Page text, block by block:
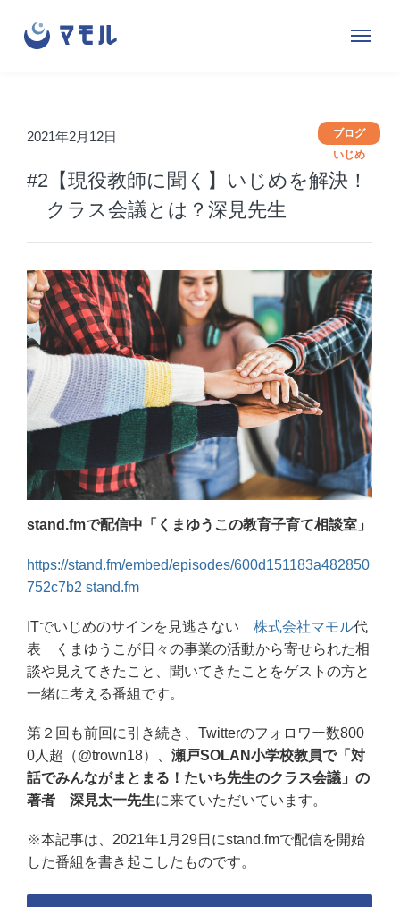
株
マ
ル
サ
メ
ュ
メ
ー
を
る
2021年2月12日
#2【現役教師に聞く】いじめを解決！
クラス会議とは？深見先生
stand.fmで配信中「くまゆうこの教育子育て相談室」
https://stand.fm/embed/episodes/600d151183a482850
752c7b2 stand.fm
ITでいじめのサインを見逃さない株式会社マモル代
表 くまゆうこが日々の事業の活動から寄せられた相
談や見えてきたこと、聞いてきたことをゲストの方と
一緒に考える番組です。
第２回も前回に引き続き、Twitterのフォロワー数800
0人超（@trown18）、瀬戸SOLAN小学校教員で「対
話でみんながまとまる！たいち先生のクラス会議」の
著者 深見太一先生に来ていただいています。
※本記事は、2021年1月29日にstand.fmで配信を開始
した番組を書き起こしたものです。
いじめ
ブログ